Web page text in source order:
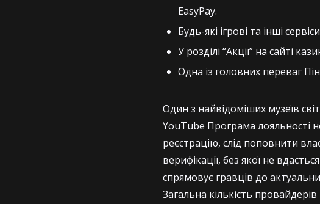
EasyPay.
Будь-які ігрові та інші
У розділі “Акції” на сайті
Одна із головних переваг
Один з найвідоміших музеїв
YouTube Програма лояльності
реєстрацію, слід поповнити
верифікації, без якої не
спрямовує гравців до
Загальна кількість